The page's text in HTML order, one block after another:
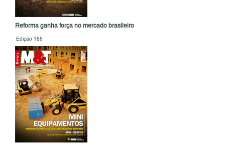
Reforma ganha força no mercado brasileiro
Edição 166